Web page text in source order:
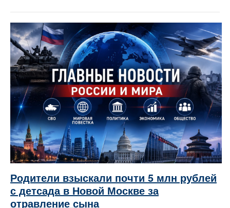
Родители взыскали почти 5 млн рублей
с детсада в Новой Москве за
отравление сына